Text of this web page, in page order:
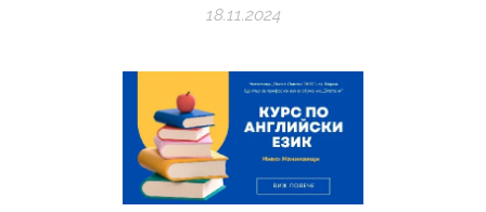
18.11.2024